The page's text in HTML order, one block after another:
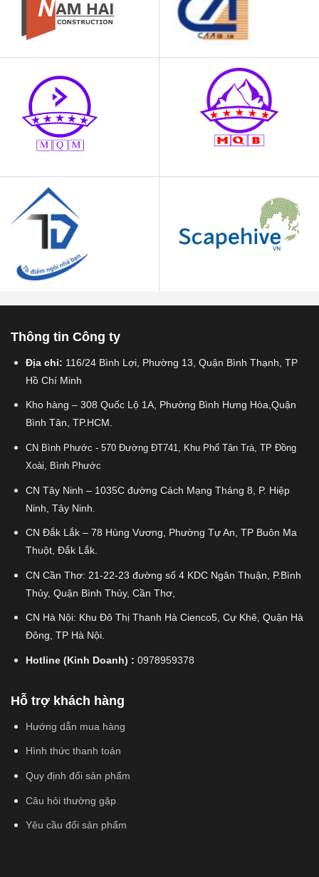
Thông tin Công ty
Địa chỉ: 116/24 Bình Lợi, Phường 13, Quận Bình Thạnh, TP
Hồ Chí Minh
Kho hàng – 308 Quốc Lộ 1A, Phường Bình Hưng Hòa,Quận
Bình Tân, TP.HCM.
CN Bình Phước - 570 Đường ĐT741, Khu Phố Tân Trà, TP Đồng
Xoài, Bình Phước
CN Tây Ninh – 1035C đường Cách Mạng Tháng 8, P. Hiệp
Ninh, Tây Ninh.
CN Đắk Lắk – 78 Hùng Vương, Phường Tự An, TP Buôn Ma
Thuột, Đắk Lắk.
CN Cần Thơ: 21-22-23 đường số 4 KDC Ngân Thuận, P.Bình
Thủy, Quận Bình Thủy, Cần Thơ,
CN Hà Nội: Khu Đô Thị Thanh Hà Cienco5, Cự Khê, Quận Hà
Đông, TP Hà Nội.
Hotline (Kinh Doanh) : 0978959378
Hỗ trợ khách hàng
Hướng dẫn mua hàng
Hình thức thanh toán
Quy định đổi sản phẩm
Câu hỏi thường gặp
Yêu cầu đổi sản phẩm